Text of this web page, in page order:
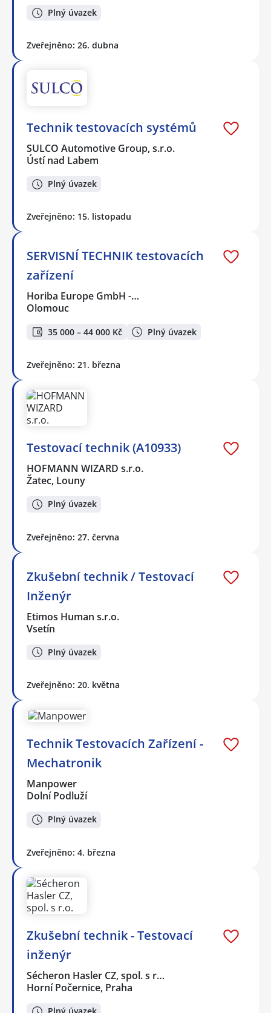
Plný úvazek
Zveřejněno: 26. dubna
Technik testovacích systémů
SULCO Automotive Group, s.r.o.
Ústí nad Labem
Plný úvazek
Zveřejněno: 15. listopadu
SERVISNÍ TECHNIK testovacích
zařízení
Horiba Europe GmbH -…
Olomouc
35 000 – 44 000 Kč Plný úvazek
Zveřejněno: 21. března
Testovací technik (A10933)
HOFMANN WIZARD s.r.o.
Žatec, Louny
Plný úvazek
Zveřejněno: 27. června
Zkušební technik / Testovací
Inženýr
Etimos Human s.r.o.
Vsetín
Plný úvazek
Zveřejněno: 20. května
Technik Testovacích Zařízení -
Mechatronik
Manpower
Dolní Podluží
Plný úvazek
Zveřejněno: 4. března
Zkušební technik - Testovací
inženýr
Sécheron Hasler CZ, spol. s r…
Horní Počernice, Praha